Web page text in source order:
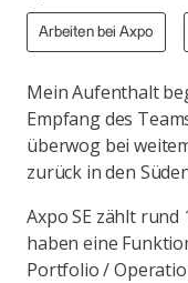
Arbeiten bei Axpo
Mein Aufenthalt
Empfang des
überwog bei
zurück in den
Axpo SE zählt
haben eine
Portfolio /